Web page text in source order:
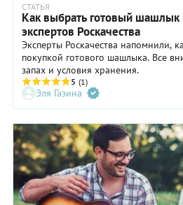
СТАТЬЯ
Как выбрать готовый шашлык
экспертов Роскачества
Эксперты Роскачества напомнили,
покупкой готового шашлыка. Все
запах и условия хранения.
5 (1)
Эля Газина